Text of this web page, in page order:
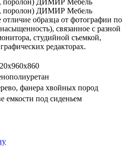
образца от фотографии по
связанное с разной
студийной съемкой,
редакторах.
фанера хвойных пород
емкости под сиденьем